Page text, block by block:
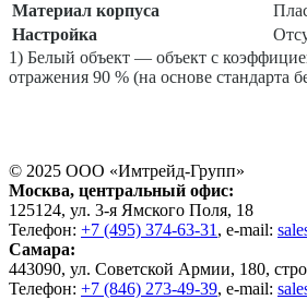
Материал корпуса
Настройка
1) Белый объект — объект с
отражения 90 % (на основе стандарта
© 2025 ООО «Имтрейд-Групп»
Москва, центральный офис:
125124, ул. 3-я Ямского Поля, 18
Телефон: +7 (495) 374-63-31 , e-mail:
Самара:
443090, ул. Советской Армии, 180,
Телефон: +7 (846) 273-49-39, e-mail: